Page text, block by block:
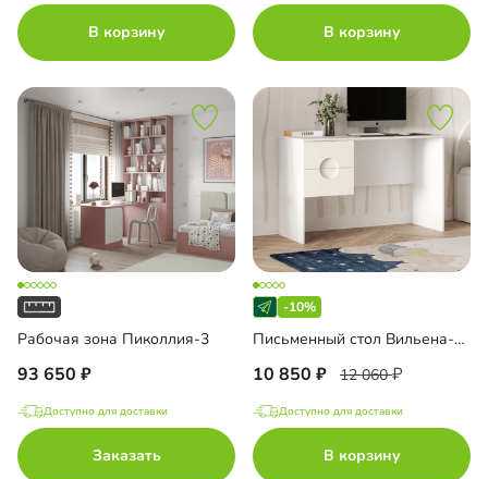
В корзину В корзину
Рабочая зона Пиколлия-3
93 650
Доступно для доставки
Заказать
-10%
Письменный стол Вильена-1.2
10 850 12 060
Доступно для доставки
В корзину